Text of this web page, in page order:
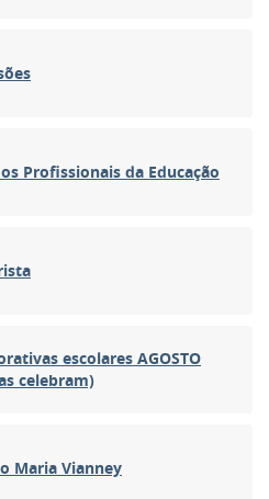
Profissionais da Educação
escolares AGOSTO
celebram)
Maria Vianney